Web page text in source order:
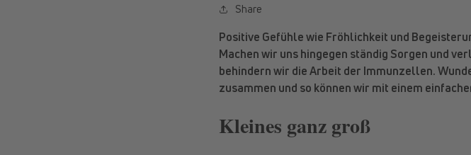
Share
Positive Gefühle wie Fröhlichkeit und
Machen wir uns hingegen ständig Sorgen und
behindern wir die Arbeit der Immunzellen.
zusammen und so können wir mit einem
Kleines ganz groß